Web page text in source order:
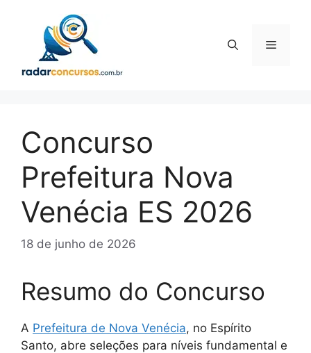
conteúdo
Menu
Concurso
Prefeitura Nova
Venécia ES 2026
18 de junho de 2026
Resumo do Concurso
A Prefeitura de Nova Venécia, no Espírito
Santo, abre seleções para níveis fundamental e